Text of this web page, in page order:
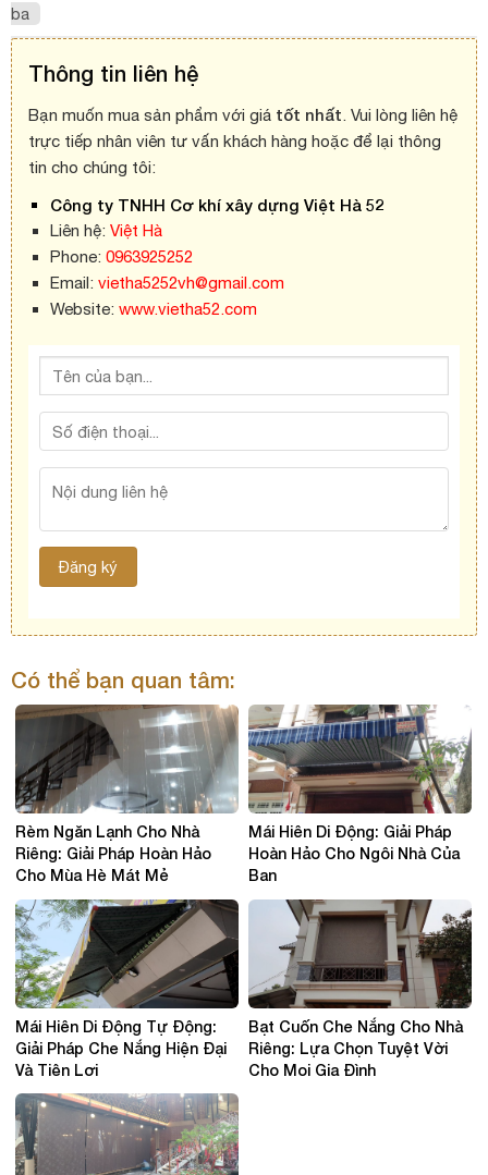
ba
Thông tin liên hệ
Bạn muốn mua sản phẩm với giá tốt nhất. Vui lòng liên hệ
trực tiếp nhân viên tư vấn khách hàng hoặc để lại thông
tin cho chúng tôi:
Công ty TNHH Cơ khí xây dựng Việt Hà 52
Liên hệ: Việt Hà
Phone: 0963925252
Email: vietha5252vh@gmail.com
Website: www.vietha52.com
Có thể bạn quan tâm:
Rèm Ngăn Lạnh Cho Nhà
Riêng: Giải Pháp Hoàn Hảo
Cho Mùa Hè Mát Mẻ
Mái Hiên Di Động: Giải Pháp
Hoàn Hảo Cho Ngôi Nhà Của
Bạn
Mái Hiên Di Động Tự Động:
Giải Pháp Che Nắng Hiện Đại
Và Tiện Lợi
Bạt Cuốn Che Nắng Cho Nhà
Riêng: Lựa Chọn Tuyệt Vời
Cho Mọi Gia Đình